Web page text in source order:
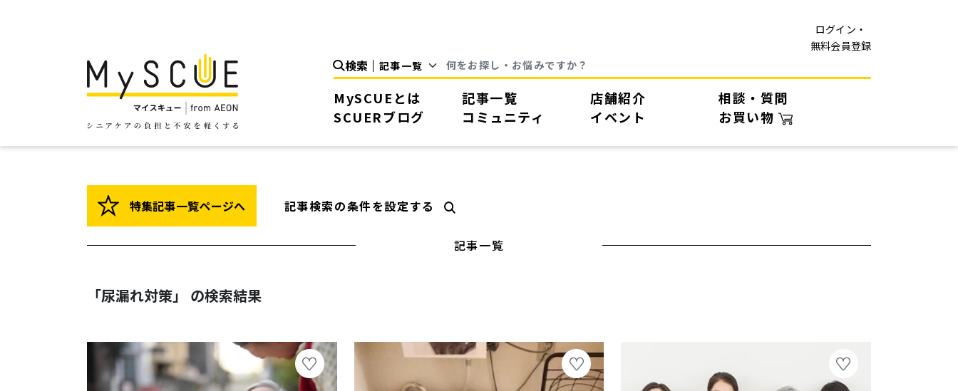
ログイン・
無料会員登録
検索
MySCUEとは 記事一覧 店舗紹介
相談・質問
SCUERブログ
コミュニティ イベント お買い物
特集記事一覧ページへ 記事検索の条件を設定する
記事一覧
「尿漏れ対策」 の検索結果